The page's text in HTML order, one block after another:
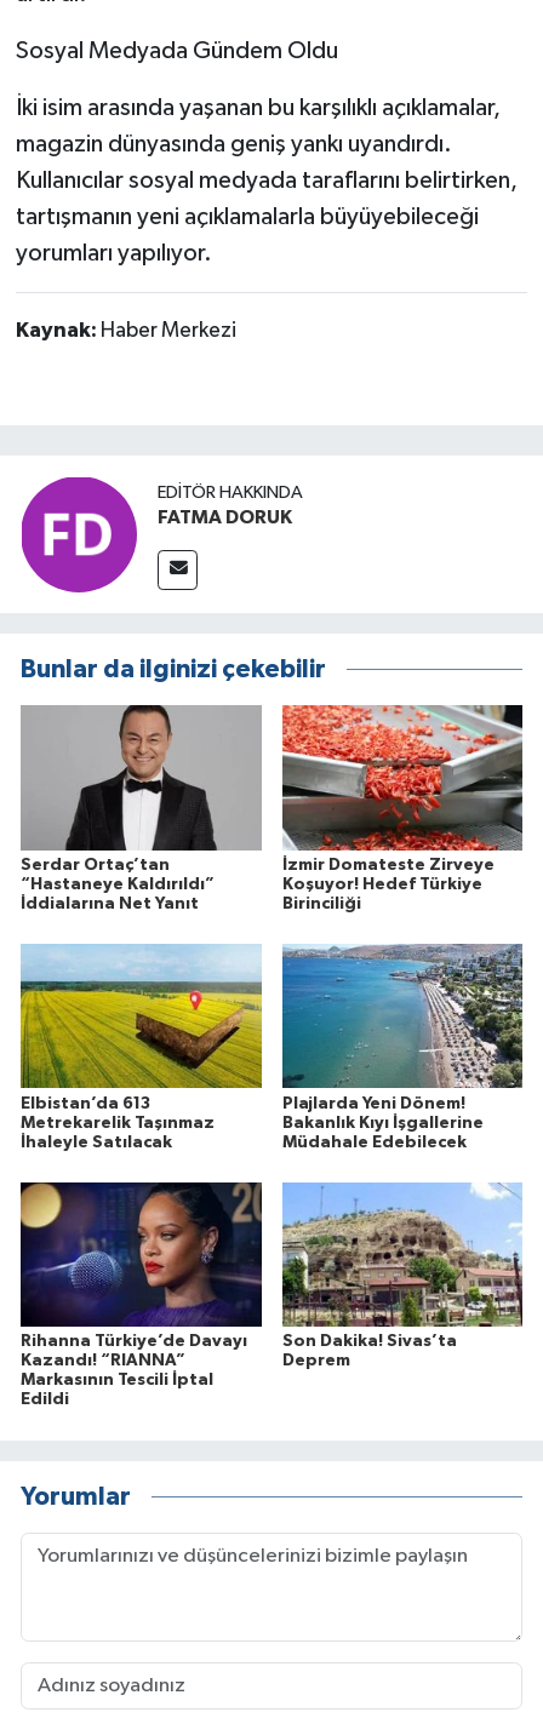
Sosyal Medyada Gündem Oldu
İki isim arasında yaşanan bu karşılıklı açıklamalar,
magazin dünyasında geniş yankı uyandırdı.
Kullanıcılar sosyal medyada taraflarını belirtirken,
tartışmanın yeni açıklamalarla büyüyebileceği
yorumları yapılıyor.
Kaynak: Haber Merkezi
EDITÖR HAKKINDA
FATMA DORUK
Bunlar da ilginizi çekebilir
Serdar Ortaç’tan
“Hastaneye Kaldırıldı”
İddialarına Net Yanıt
İzmir Domateste Zirveye
Koşuyor! Hedef Türkiye
Birinciliği
Elbistan’da 613
Metrekarelik Taşınmaz
İhaleyle Satılacak
Plajlarda Yeni Dönem!
Bakanlık Kıyı İşgallerine
Müdahale Edebilecek
Rihanna Türkiye’de Davayı
Kazandı! “RIANNA”
Markasının Tescili İptal
Edildi
Son Dakika! Sivas’ta
Deprem
Yorumlar